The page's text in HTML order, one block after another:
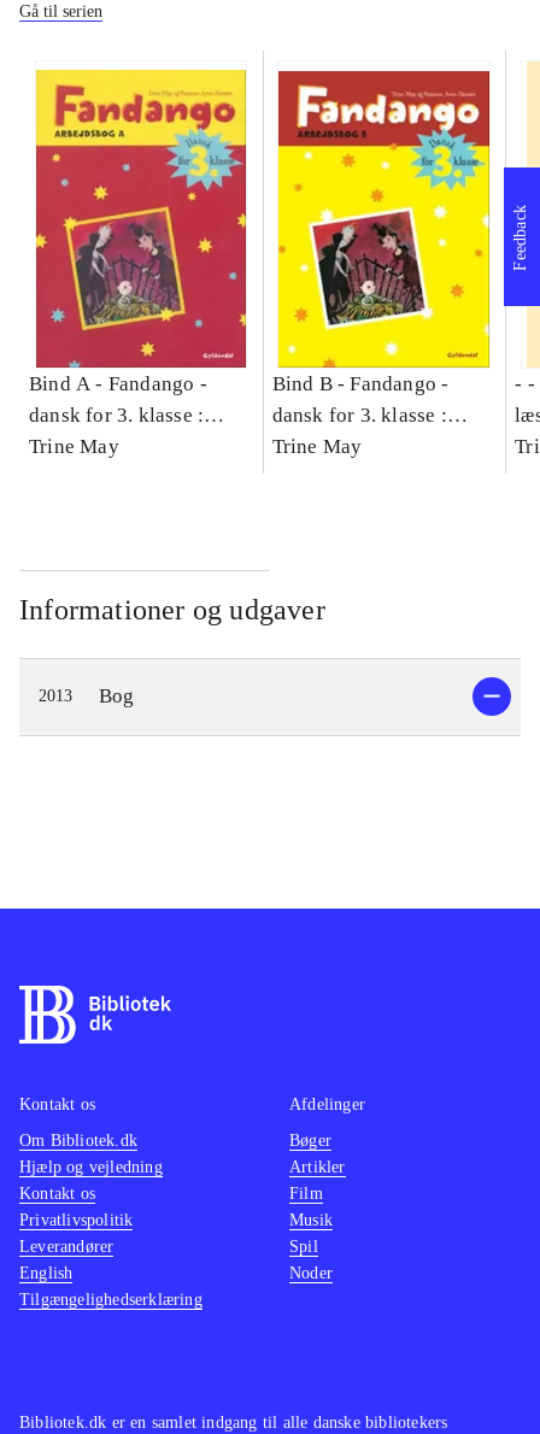
Gå til serien
Bind A - Fandango -
dansk for 3. klasse :
grundbog -- Arbejdsbog.
Trine May
Bind B -Fandango -
dansk for 3. klasse :
grundbog -- Arbejdsbog.
Trine May
- -
-
Informationer og udgaver
2013 Bog
Feedback
Bibliotek.dk er en samlet indgang til alle danske bibliotekers
Kontakt os
Om Bibliotek.dk
Hjælp og vejledning
Kontakt os
Privatlivspolitik
Leverandører
English
Tilgængelighedserklæring
Afdelinger
Bøger
Artikler
Film
Musik
Spil
Noder